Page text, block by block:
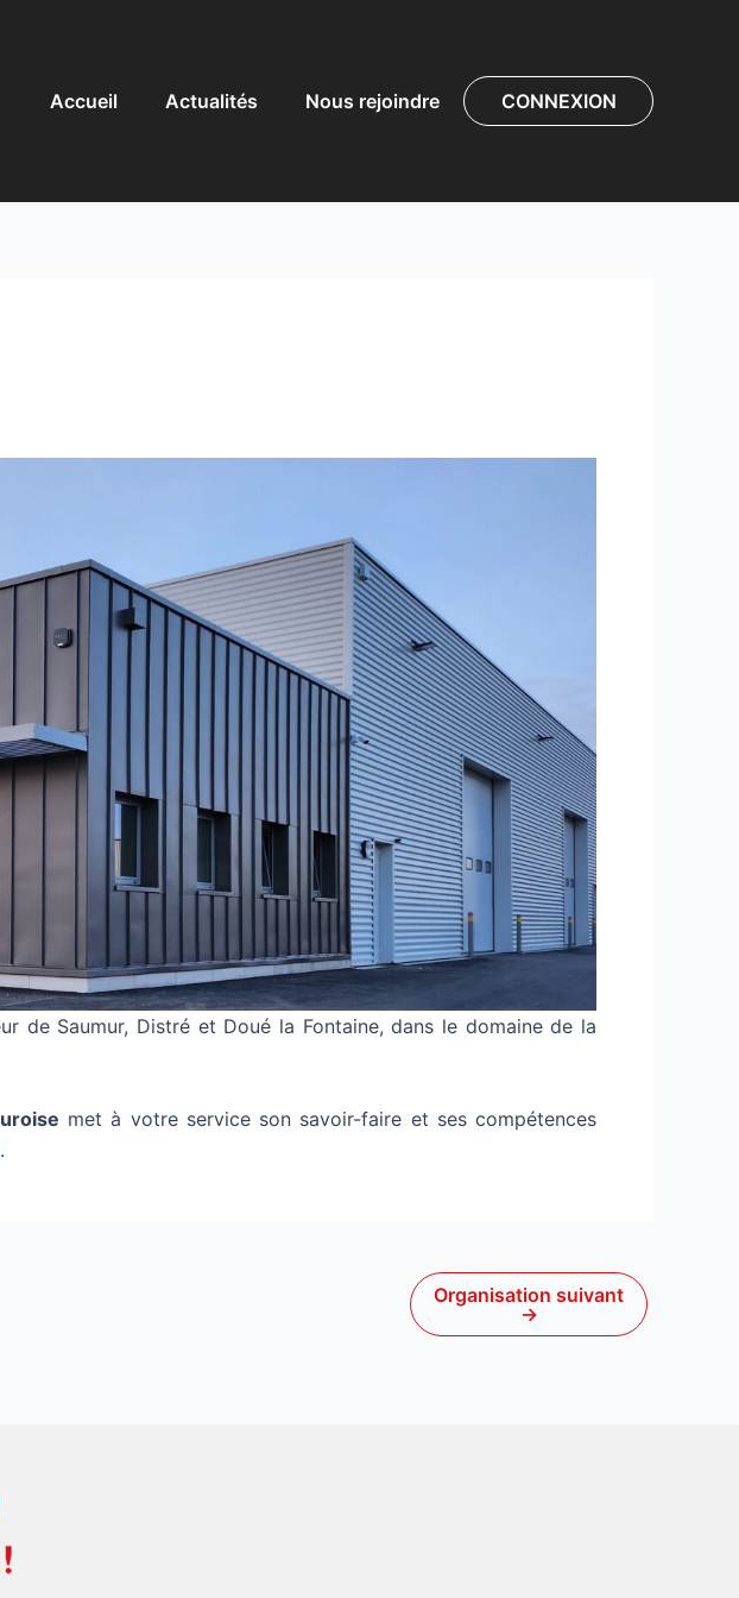
Accueil
Actualités Nous rejoindre CONNEXION
de Saumur, Distré et Doué la Fontaine, dans le domaine de la
met à votre service son savoir-faire et ses compétences
Organisation suivant
→